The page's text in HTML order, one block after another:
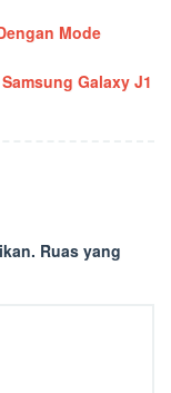
Mode
Galaxy J1
Ruas yang